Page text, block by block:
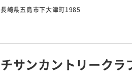
やかな起伏があり広いのですが、第２打地
戦略のカギとなります。レストランでは五
長崎県五島市下大津町1985
チサンカントリークラ